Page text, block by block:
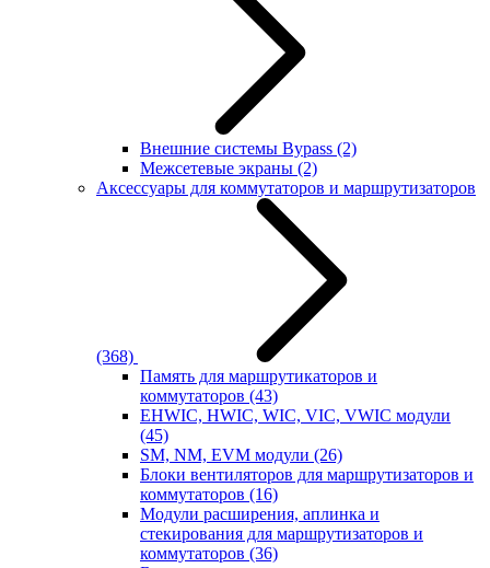
Внешние системы Bypass (2)
Межсетевые экраны (2)
Аксессуары для коммутаторов и маршрутизаторов
(368)
Память для маршрутикаторов и
коммутаторов (43)
EHWIC, HWIC, WIC, VIC, VWIC модули
(45)
SM, NM, EVM модули (26)
Блоки вентиляторов для маршрутизаторов и
коммутаторов (16)
Модули расширения, аплинка и
стекирования для маршрутизаторов и
коммутаторов (36)